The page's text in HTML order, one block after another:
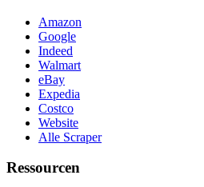
Amazon
Google
Indeed
Walmart
eBay
Expedia
Costco
Website
Alle Scraper
Ressourcen